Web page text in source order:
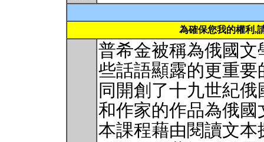
為確保您我的權利,
普希金被稱為俄國
些話語顯露的更重
同開創了十九世紀
和作家的作品為俄
本課程藉由閱讀文